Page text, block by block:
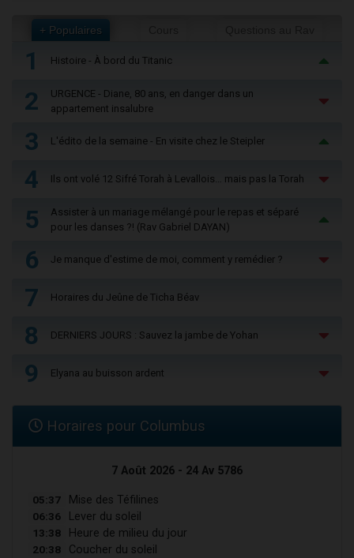
+ Populaires
1 Histoire - À bord du Titanic
2
URGENCE - Diane, 80 ans, en danger dans un
appartement insalubre
3 L'édito de la semaine - En visite chez le Steipler
4 Ils ont volé 12 Sifré Torah à Levallois… mais pas la Torah
5
Assister à un mariage mélangé pour le repas et séparé
pour les danses ?! (Rav Gabriel DAYAN)
6 Je manque d'estime de moi, comment y remédier ?
7 Horaires du Jeûne de Ticha Béav
8 DERNIERS JOURS : Sauvez la jambe de Yohan
9 Elyana au buisson ardent
Horaires pour Columbus
7 Août 2026 - 24 Av 5786
05:37 Mise des Téfilines
06:36 Lever du soleil
13:38 Heure de milieu du jour
20:38 Coucher du soleil